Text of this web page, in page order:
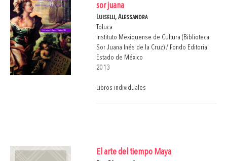
sor juana
Luiselli, Alessandra
Toluca
Instituto Mexiquense de Cultura (Biblioteca
Sor Juana Inés de la Cruz) / Fondo Editorial
Estado de México
2013
Libros individuales
El arte del tiempo Maya